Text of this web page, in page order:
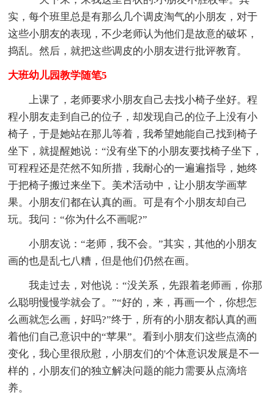
实，每个班里总是有那么几个调皮淘气的小朋友，对于
这些小朋友的表现，不少老师认为他们是故意的破坏，
捣乱。然后，就把这些调皮的小朋友进行批评教育。
大班幼儿园教学随笔5
上课了，老师要求小朋友自己去找小椅子坐好。程
程小朋友走到自己的位子，却发现自己的位子上没有小
椅子，于是她站在那儿等着，我希望她能自己找到椅子
坐下，就提醒她说：“没有坐下的小朋友要找椅子坐下，
可程程还是茫然不知所措，我耐心的一遍遍指导，她终
于把椅子搬过来坐下。美术活动中，让小朋友学画苹
果。小朋友们都在认真的画。可是有个小朋友却自己
玩。我问：“你为什么不画呢?”
小朋友说：“老师，我不会。”其实，其他的小朋友
画的也是乱七八糟，但是他们仍然在画。
我走过去，对他说：“没关系，先跟着老师画，你那
么聪明慢慢学就会了。”“好的，来，再画一个，你想怎
么画就怎么画，好吗?”终于，所有的小朋友都认真的画
着他们自己意识中的“苹果”。看到小朋友们这些点滴的
变化，我心里很欣慰，小朋友们的'个体意识发展是不一
样的，小朋友们的独立解决问题的能力需要从点滴培
养。